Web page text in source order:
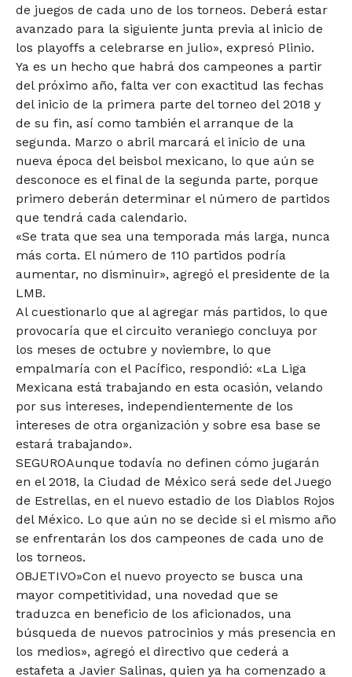
de juegos de cada uno de los torneos. Deberá estar
avanzado para la siguiente junta previa al inicio de
los playoffs a celebrarse en julio», expresó Plinio.
Ya es un hecho que habrá dos campeones a partir
del próximo año, falta ver con exactitud las fechas
del inicio de la primera parte del torneo del 2018 y
de su fin, así como también el arranque de la
segunda. Marzo o abril marcará el inicio de una
nueva época del beisbol mexicano, lo que aún se
desconoce es el final de la segunda parte, porque
primero deberán determinar el número de partidos
que tendrá cada calendario.
«Se trata que sea una temporada más larga, nunca
más corta. El número de 110 partidos podría
aumentar, no disminuir», agregó el presidente de la
LMB.
Al cuestionarlo que al agregar más partidos, lo que
provocaría que el circuito veraniego concluya por
los meses de octubre y noviembre, lo que
empalmaría con el Pacífico, respondió: «La Liga
Mexicana está trabajando en esta ocasión, velando
por sus intereses, independientemente de los
intereses de otra organización y sobre esa base se
estará trabajando».
SEGUROAunque todavía no definen cómo jugarán
en el 2018, la Ciudad de México será sede del Juego
de Estrellas, en el nuevo estadio de los Diablos Rojos
del México. Lo que aún no se decide si el mismo año
se enfrentarán los dos campeones de cada uno de
los torneos.
OBJETIVO»Con el nuevo proyecto se busca una
mayor competitividad, una novedad que se
traduzca en beneficio de los aficionados, una
búsqueda de nuevos patrocinios y más presencia en
los medios», agregó el directivo que cederá a
estafeta a Javier Salinas, quien ya ha comenzado a